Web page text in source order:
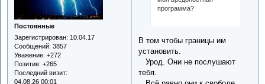
Постоянные
Зарегистрирован: 10.04.17
Сообщений: 3857
Уважение: +272
Позитив: +265
Последний визит:
04.08.26 00:01
программа?
В том чтобы границы им
установить.
Урод. Они не послушают
тебя.